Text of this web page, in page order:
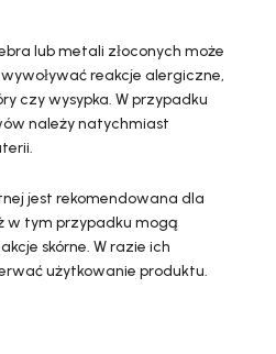
lub metali złoconych może
reakcje alergiczne,
czy wysypka. W przypadku
należy natychmiast
jest rekomendowana dla
w tym przypadku mogą
skórne. W razie ich
użytkowanie produktu.